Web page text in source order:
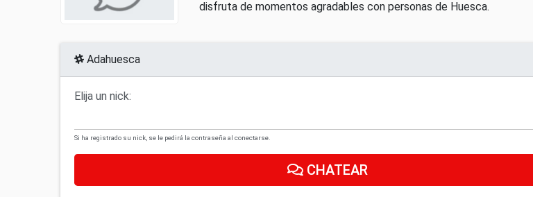
disfruta de momentos agradables con personas de Huesca.
Adahuesca
Elija un nick:
Si ha registrado su nick, se le pedirá la contraseña al conectarse.
CHATEAR